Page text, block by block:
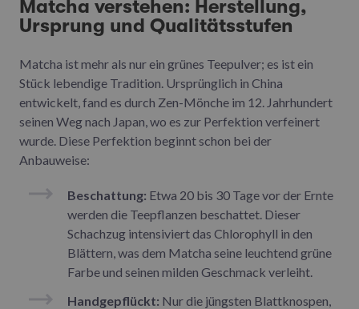
Matcha verstehen: Herstellung,
Ursprung und Qualitätsstufen
Matcha ist mehr als nur ein grünes Teepulver; es ist ein
Stück lebendige Tradition. Ursprünglich in China
entwickelt, fand es durch Zen-Mönche im 12. Jahrhundert
seinen Weg nach Japan, wo es zur Perfektion verfeinert
wurde. Diese Perfektion beginnt schon bei der
Anbauweise:
Beschattung: Etwa 20 bis 30 Tage vor der Ernte
werden die Teepflanzen beschattet. Dieser
Schachzug intensiviert das Chlorophyll in den
Blättern, was dem Matcha seine leuchtend grüne
Farbe und seinen milden Geschmack verleiht.
Handgepflückt: Nur die jüngsten Blattknospen,